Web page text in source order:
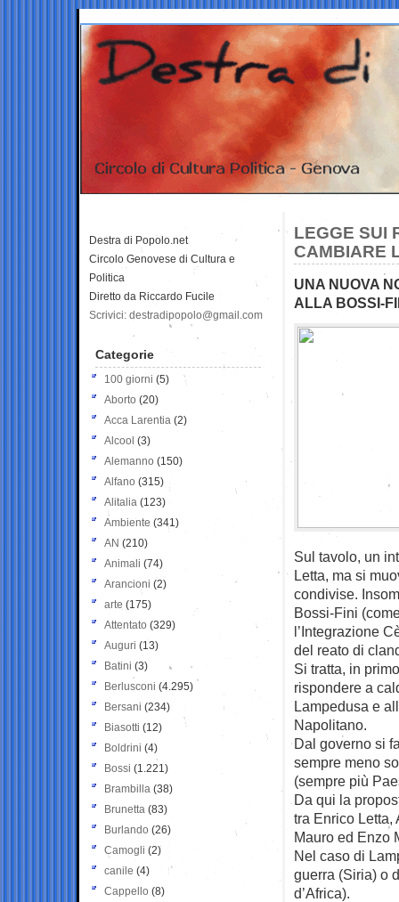
LEGGE SUI
CAMBIARE
UNA NUOVA
ALLA BOSSI-
Sul tavolo, un
Letta, ma si
condivise.
Bossi-Fini
l’Integrazione
del reato di
Si tratta, in
rispondere a
Lampedusa e
Napolitano.
Dal governo si
sempre meno
(sempre più
Da qui la
tra Enrico Letta,
Mauro ed Enzo
Nel caso di
guerra (Siria) o
d’Africa).
Destra di Popolo.net
Circolo Genovese di Cultura e
Politica
Diretto da Riccardo Fucile
Scrivici: destradipopolo@gmail.com
Categorie
100 giorni (5)
Aborto (20)
Acca Larentia (2)
Alcool (3)
Alemanno (150)
Alfano (315)
Alitalia (123)
Ambiente (341)
AN (210)
Animali (74)
Arancioni (2)
arte (175)
Attentato (329)
Auguri (13)
Batini (3)
Berlusconi (4.295)
Bersani (234)
Biasotti (12)
Boldrini (4)
Bossi (1.221)
Brambilla (38)
Brunetta (83)
Burlando (26)
Camogli (2)
canile (4)
Cappello (8)